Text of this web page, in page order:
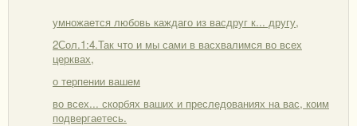
умножается любовь каждаго из васдруг к... другу,
2Сол.1:4.Так что и мы сами в васхвалимся во всех
церквах,
о терпении вашем
во всех... скорбях ваших и преследованиях на вас, коим
подвергаетесь.